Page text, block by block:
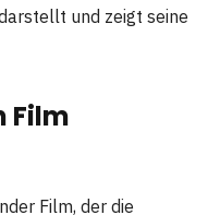
und zeigt seine
Film
Film, der die